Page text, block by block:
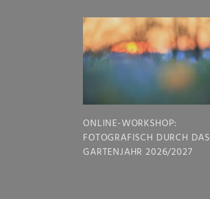
ONLINE-WORKSHOP:
FOTOGRAFISCH DURCH DAS
GARTENJAHR 2026/2027